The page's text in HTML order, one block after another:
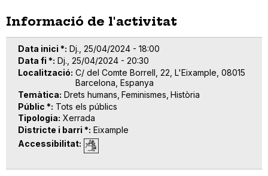
Informació de l'activitat
Data inici * Dj., 25/04/2024 - 18:00
Data fi * Dj., 25/04/2024 - 20:30
Localització C/ del Comte Borrell, 22, L'Eixample, 08015
Barcelona, Espanya
Temàtica Drets humans Feminismes Història
Públic * Tots els públics
Tipologia Xerrada
Districte i barri * Eixample
Accessibilitat